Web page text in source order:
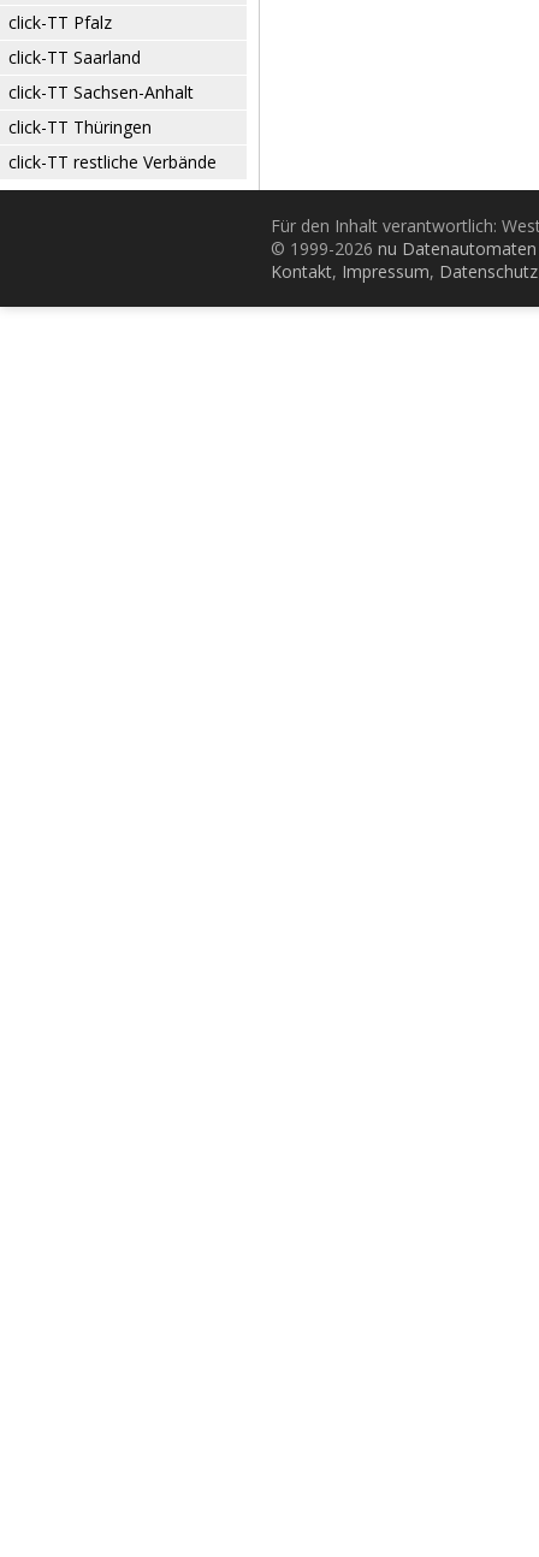
click-TT Pfalz
click-TT Saarland
click-TT Sachsen-Anhalt
click-TT Thüringen
click-TT restliche Verbände
Für den Inhalt verantwortlich:
© 1999-2026 nu
Kontakt, Impressum, Datenschutz